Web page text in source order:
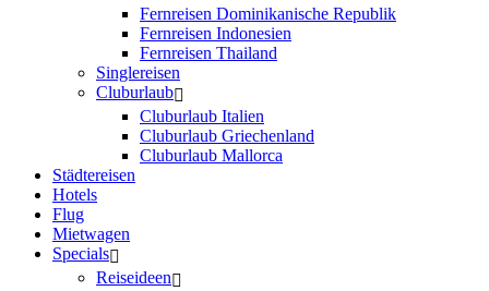
Fernreisen Dominikanische Republik
Fernreisen Indonesien
Fernreisen Thailand
Singlereisen
Cluburlaub
Cluburlaub Italien
Cluburlaub Griechenland
Cluburlaub Mallorca
Städtereisen
Hotels
Flug
Mietwagen
Specials
Reiseideen